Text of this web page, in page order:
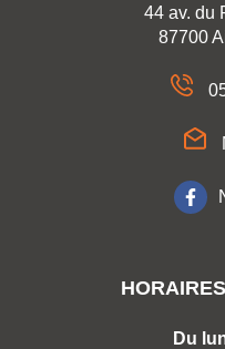
44 av. du
87700
Du